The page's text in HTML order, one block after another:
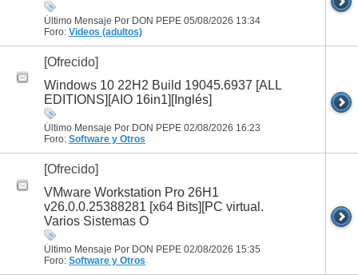
Último Mensaje Por DON PEPE 05/08/2026 13:34
Foro: Videos (adultos)
[Ofrecido]
Windows 10 22H2 Build 19045.6937 [ALL
EDITIONS][AIO 16in1][Inglés]
Último Mensaje Por DON PEPE 02/08/2026 16:23
Foro: Software y Otros
[Ofrecido]
VMware Workstation Pro 26H1
v26.0.0.25388281 [x64 Bits][PC virtual.
Varios Sistemas O
Último Mensaje Por DON PEPE 02/08/2026 15:35
Foro: Software y Otros